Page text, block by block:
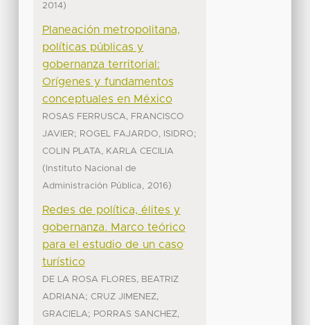
2014)
Planeación metropolitana,
políticas públicas y
gobernanza territorial:
Orígenes y fundamentos
conceptuales en México
ROSAS FERRUSCA, FRANCISCO
JAVIER; ROGEL FAJARDO, ISIDRO;
COLIN PLATA, KARLA CECILIA
( Instituto Nacional de
Administración Pública, 2016)
Redes de política, élites y
gobernanza. Marco teórico
para el estudio de un caso
turístico
DE LA ROSA FLORES, BEATRIZ
ADRIANA; CRUZ JIMENEZ,
GRACIELA; PORRAS SANCHEZ,